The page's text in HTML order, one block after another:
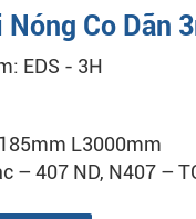
Nóng Co Dãn
EDS - 3H
L3000mm
– 407 ND, N407 –